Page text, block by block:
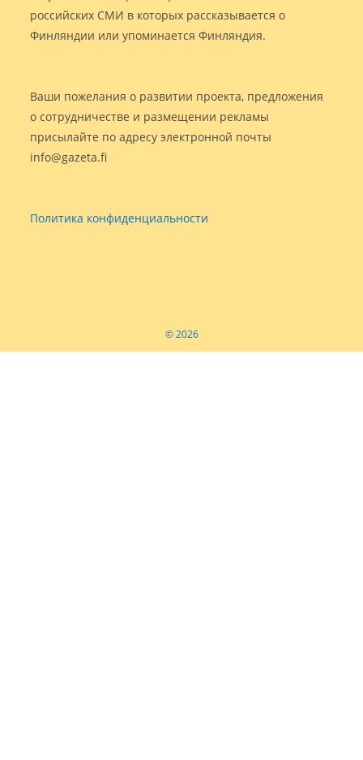
российских СМИ в которых рассказывается о
Финляндии или упоминается Финляндия.
Ваши пожелания о развитии проекта, предложения
о сотрудничестве и размещении рекламы
присылайте по адресу электронной почты
info@gazeta.fi
Политика конфиденциальности
© 2026